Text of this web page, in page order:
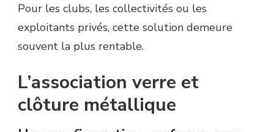
Pour les clubs, les collectivités ou les
exploitants privés, cette solution demeure
souvent la plus rentable.
L’association verre et
clôture métallique